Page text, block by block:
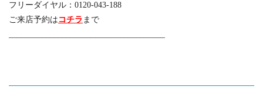
フリーダイヤル：0120-043-188
ご来店予約は コチラ まで